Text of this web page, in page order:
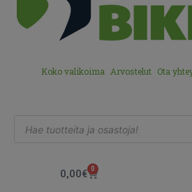
Koko valikoima Arvostelut Ota
0,00€ 0